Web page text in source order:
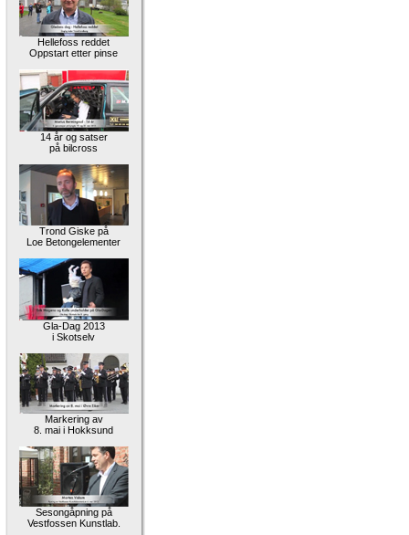
Hellefoss reddet
Oppstart etter pinse
14 år og satser
på bilcross
Trond Giske på
Loe Betongelementer
Gla-Dag 2013
i Skotselv
Markering av
8. mai i Hokksund
Sesongåpning på
Vestfossen Kunstlab.